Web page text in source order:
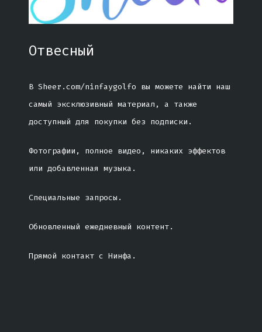
Отвесный
В Sheer.com/ninfaygolfo вы можете найти наш
самый эксклюзивный материал, а также
доступный для покупки без подписки.
Фотографии, полное видео, никаких эффектов
или добавленная музыка.
Специальные запросы.
Обновленный ежедневный контент.
Прямой контакт с Нинфа.